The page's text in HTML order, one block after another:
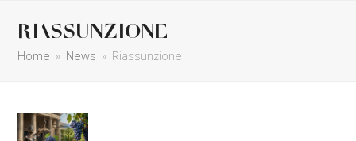
Riassunzione
Home » News » Riassunzione